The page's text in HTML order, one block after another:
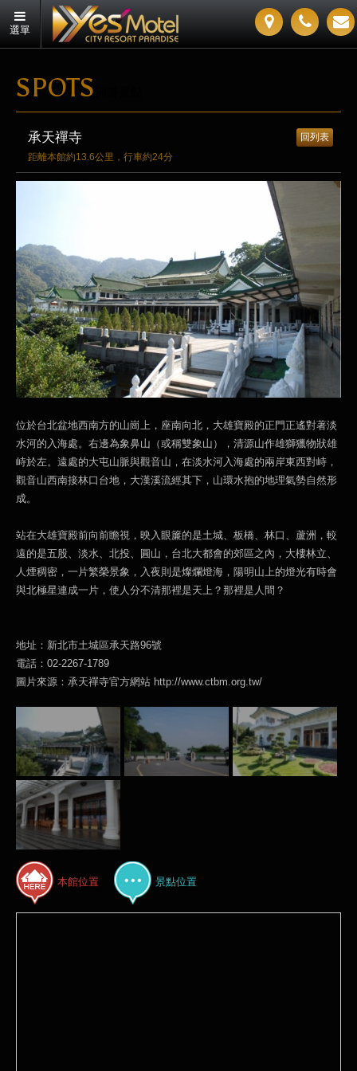
選單
SPOTS
承天禪寺
距離本館約13.6公里，行車約24分
回列表
位於台北盆地西南方的山崗上，座南向北，大雄寶殿的正門正遙對著淡
水河的入海處。右邊為象鼻山（或稱雙象山），清源山作雄獅獵物狀雄
峙於左。遠處的大屯山脈與觀音山，在淡水河入海處的兩岸東西對峙，
觀音山西南接林口台地，大漢溪流經其下，山環水抱的地理氣勢自然形
成。
站在大雄寶殿前向前瞻視，映入眼簾的是土城、板橋、林口、蘆洲，較
遠的是五股、淡水、北投、圓山，台北大都會的郊區之內，大樓林立、
人煙稠密，一片繁榮景象，入夜則是燦爛燈海，陽明山上的燈光有時會
與北極星連成一片，使人分不清那裡是天上？那裡是人間？
地址：新北市土城區承天路96號
電話：02-2267-1789
圖片來源：承天禪寺官方網站 http://www.ctbm.org.tw/
本館位置 景點位置